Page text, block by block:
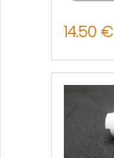
14.50 €